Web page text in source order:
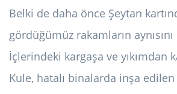
Belki de daha önce Şeytan
gördüğümüz rakamların
İçlerindeki kargaşa ve yıkımdan
Kule, hatalı binalarda inşa edilen